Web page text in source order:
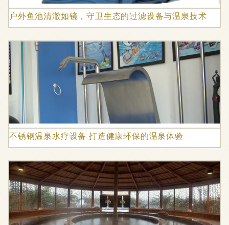
户外鱼池清澈如镜，守卫生态的过滤设备与温泉技术
不锈钢温泉水疗设备 打造健康环保的温泉体验